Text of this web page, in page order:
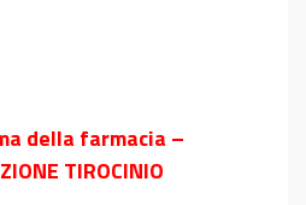
della farmacia –
TIROCINIO